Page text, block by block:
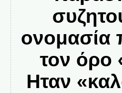
ονομασία
τον όρο
Ηταν